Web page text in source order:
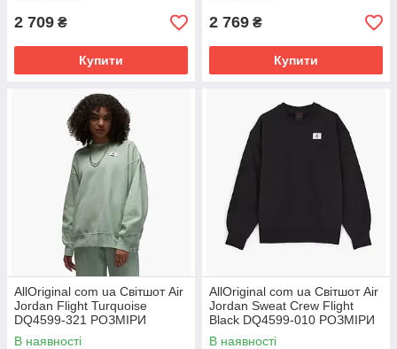
2 709 ₴
Купити
2 769 ₴
Купити
AllOriginal com ua Світшот Air
Jordan Flight Turquoise
DQ4599-321 РОЗМІРИ
ЗАПИТУЙТЕ
В наявності
AllOriginal com ua Світшот Air
Jordan Sweat Crew Flight
Black DQ4599-010 РОЗМІРИ
ЗАПИТУЙТЕ
В наявності